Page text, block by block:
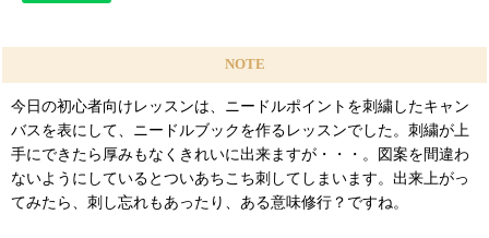
NOTE
今日の初心者向けレッスンは、ニードルポイントを刺繍したキャン
バスを表にして、ニードルブックを作るレッスンでした。刺繍が上
手にできたら厚みもなくきれいに出来ますが・・・。図案を間違わ
ないようにしているとついあちこち刺してしまいます。出来上がっ
てみたら、刺し忘れもあったり、ある意味修行？ですね。